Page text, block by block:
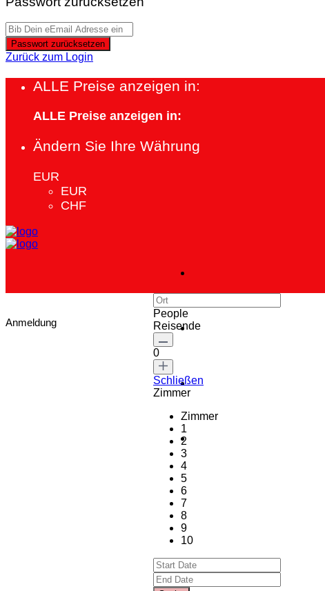
Passwort zurücksetzen
Zurück zum Login
ALLE Preise anzeigen in:
ALLE Preise anzeigen in:
Ändern Sie Ihre Währung
EUR
EUR
CHF
Anmeldung
People
Reisende
0
Schließen
Zimmer
Zimmer
1
2
3
4
5
6
7
8
9
10